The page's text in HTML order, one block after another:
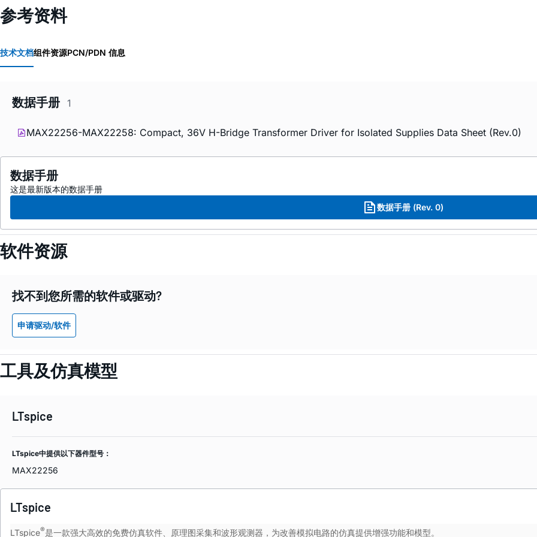
参考资料
技术文档组件资源PCN/PDN 信息
数据手册 1
MAX22256-MAX22258: Compact, 36V H-Bridge Transformer Driver for Isolated Supplies Data Sheet (Rev.0)
数据手册
这是最新版本的数据手册
数据手册 (Rev. 0)
软件资源
找不到您所需的软件或驱动?
申请驱动/软件
工具及仿真模型
LTspice
LTspice中提供以下器件型号：
MAX22256
LTspice
LTspice®是一款强大高效的免费仿真软件、原理图采集和波形观测器，为改善模拟电路的仿真提供增强功能和模型。